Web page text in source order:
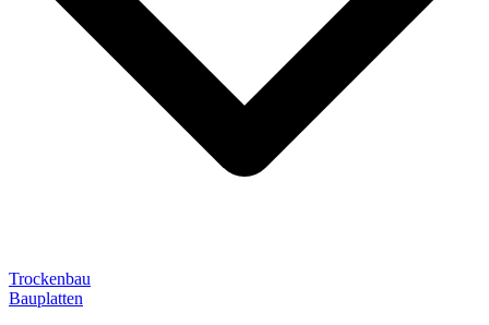
Trockenbau
Bauplatten